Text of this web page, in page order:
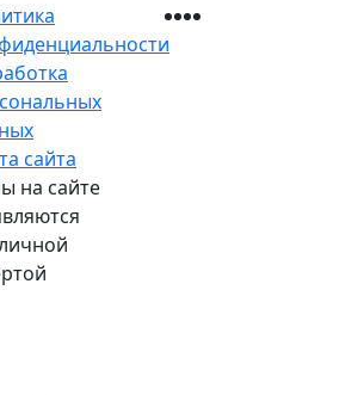
сайта
на сайте